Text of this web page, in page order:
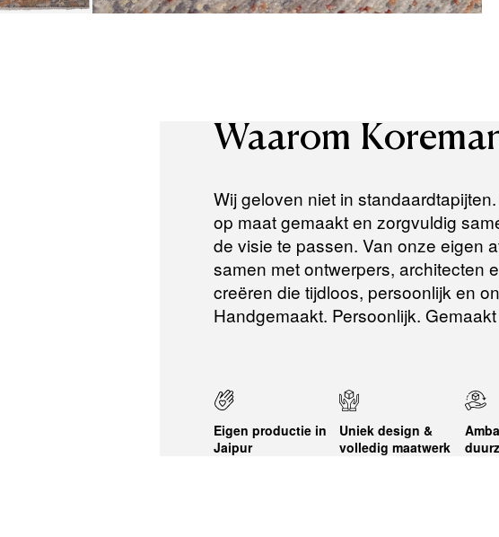
Waarom
Wij geloven niet in
op maat gemaakt en zorgvuldig
de visie te passen. Van onze eigen
samen met ontwerpers, architecten
creëren die tijdloos, persoonlijk en
Handgemaakt. Persoonlijk.
Eigen productie in
Jaipur
Uniek design &
volledig maatwerk